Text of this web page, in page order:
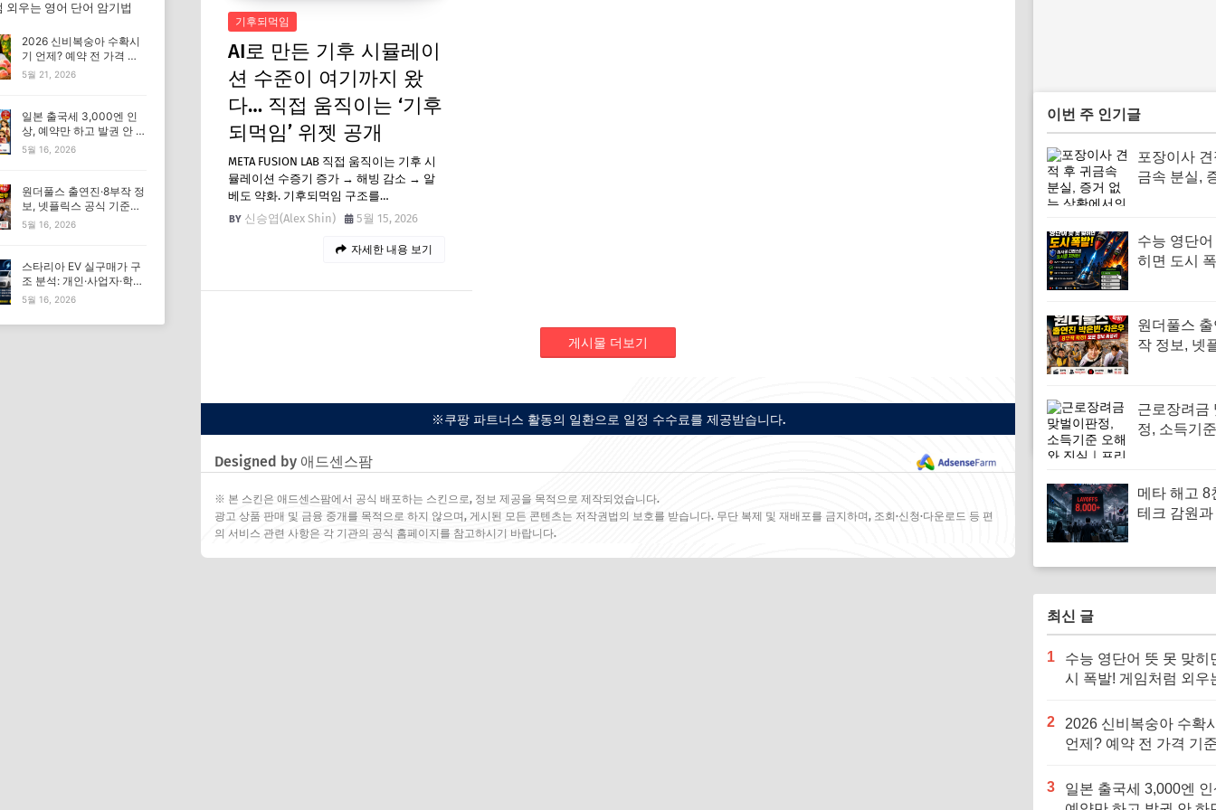
기후되먹임
AI로 만든 기후 시뮬레이
션 수준이 여기까지 왔
다… 직접 움직이는 ‘기후
되먹임’ 위젯 공개
META FUSION LAB 직접 움직이는 기후 시
뮬레이션 수증기 증가 → 해빙 감소 → 알
베도 약화. 기후되먹임 구조를…
신승엽(Alex Shin)
5월 15, 2026
자세한 내용 보기
게시물 더보기
※쿠팡 파트너스 활동의 일환으로 일정 수수료를 제공받습니다.
Designed by 애드센스팜
※ 본 스킨은 애드센스팜에서 공식 배포하는 스킨으로, 정보 제공을 목적으로 제작되었습니다.
광고 상품 판매 및 금융 중개를 목적으로 하지 않으며, 게시된 모든 콘텐츠는 저작권법의 보호를 받습니다. 무단 복제 및 재배포를 금지하며, 조회·신청·다운로드 등 편
의 서비스 관련 사항은 각 기관의 공식 홈페이지를 참고하시기 바랍니다.
이번 주 인기글
포장이사
금속 분실,
이드 | 사라
물건, 의심
수능 영단
히면 도시
원더풀스 출
작 정보, 넷
근로장려금
정, 소득기
까지 한눈
메타 해고 8
테크 감원
구조조정 한
최신 글
1
수능 영단어 뜻 못 맞히
시 폭발! 게임처럼 외우
2
2026 신비복숭아 수확
언제? 예약 전 가격 기
3
일본 출국세 3,000엔 인
외우는 영어 단어 암기법
2026 신비복숭아 수확시
기 언제? 예약 전 가격 기
준 모르면 잘못 삽니다
5월 21, 2026
일본 출국세 3,000엔 인
상, 예약만 하고 발권 안 하
면 가족여행 비용 더 낼 수
5월 16, 2026
원더풀스 출연진·8부작 정
보, 넷플릭스 공식 기준으
로 확인해야 하는 이유
5월 16, 2026
스타리아 EV 실구매가 구
조 분석: 개인·사업자·학원
조건이 가격을 바꾸는 이
5월 16, 2026